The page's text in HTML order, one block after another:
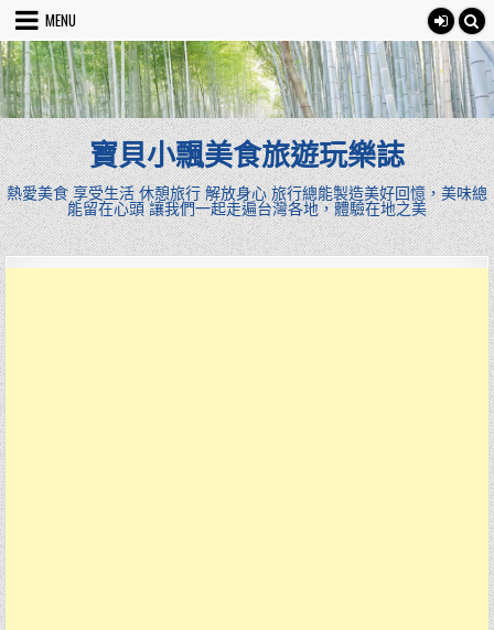
Skip
content
MENU
寶貝小飄美食旅遊玩樂誌
熱愛美食 享受生活 休憩旅行 解放身心 旅行總能製造美好回憶，美味總
能留在心頭 讓我們一起走遍台灣各地，體驗在地之美